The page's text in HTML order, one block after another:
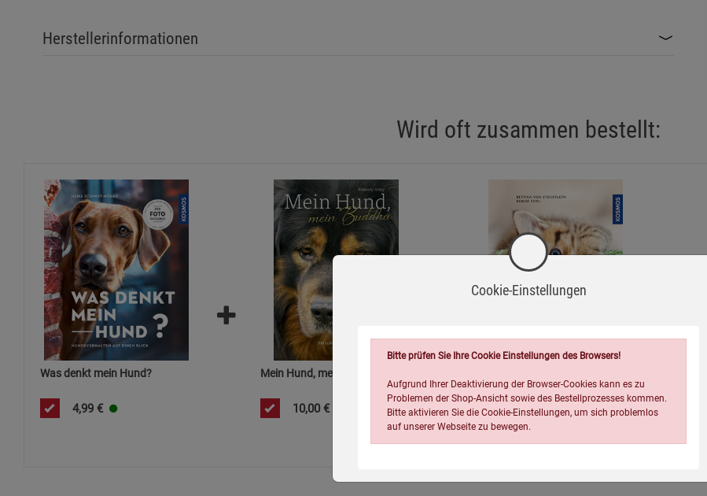
Herstellerinformationen
Wird oft zusammen bestellt:
Was denkt mein Hund?
4,99 €
Mein Hund, mein Buddha
10,00 € 4,99 €
Cookie-Einstellungen
Bitte prüfen Sie Ihre Cookie Einstellungen des Browsers!
Aufgrund Ihrer Deaktivierung der Browser-Cookies kann es zu
Problemen der Shop-Ansicht sowie des Bestellprozesses kommen.
Bitte aktivieren Sie die Cookie-Einstellungen, um sich problemlos
auf unserer Webseite zu bewegen.